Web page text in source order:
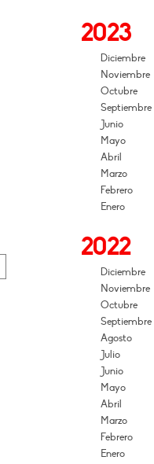
2023
Diciembre
Noviembre
Octubre
Septiembre
Junio
Mayo
Abril
Marzo
Febrero
Enero
2022
Diciembre
Noviembre
Octubre
Septiembre
Agosto
Julio
Junio
Mayo
Abril
Marzo
Febrero
Enero